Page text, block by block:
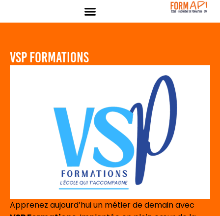
VSP Formations
Apprenez aujourd’hui un métier de demain avec
Panneau de gestion des cookies